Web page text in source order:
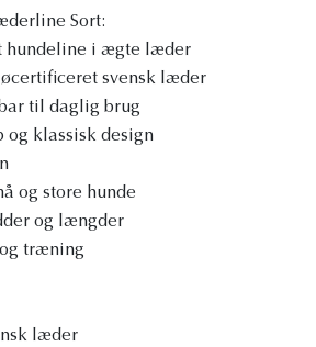
Sort:
hundeline i ægte læder
svensk læder
til daglig brug
og klassisk design
og store hunde
og længder
træning
læder